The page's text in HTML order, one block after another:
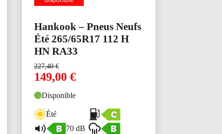
Hankook – Pneus Neufs
Été 265/65R17 112 H
HN RA33
227,40€
149,00 €
Disponible
Été
70 dB